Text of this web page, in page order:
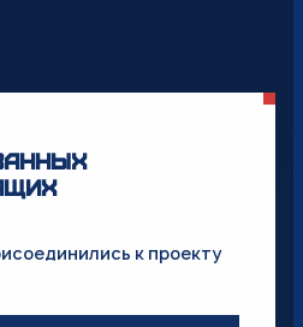
к проекту